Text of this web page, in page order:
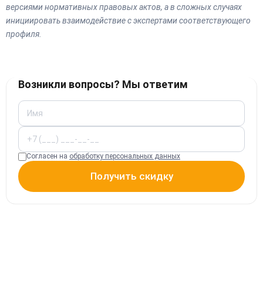
версиями нормативных правовых актов, а в сложных случаях
инициировать взаимодействие с экспертами соответствующего
профиля.
Возникли вопросы? Мы ответим
Согласен на обработку персональных данных
Получить скидку